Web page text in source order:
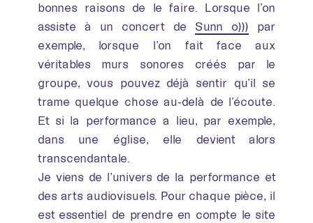
bonnes raisons de le faire. Lorsque l’on
assiste à un concert de Sunn o))) par
exemple, lorsque l’on fait face aux
véritables murs sonores créés par le
groupe, vous pouvez déjà sentir qu’il se
trame quelque chose au-delà de l’écoute.
Et si la performance a lieu, par exemple,
dans une église, elle devient alors
transcendantale.
Je viens de l’univers de la performance et
des arts audiovisuels. Pour chaque pièce, il
est essentiel de prendre en compte le site